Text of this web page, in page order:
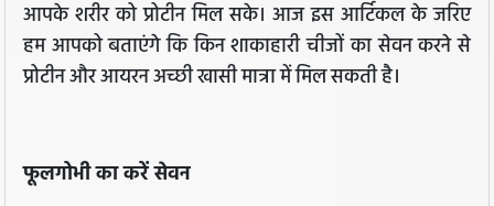
आपके शरीर को प्रोटीन मिल सके। आज इस आर्टिकल के जरिए
हम आपको बताएंगे कि किन शाकाहारी चीजों का सेवन करने से
प्रोटीन और आयरन अच्छी खासी मात्रा में मिल सकती है।
फूलगोभी का करें सेवन